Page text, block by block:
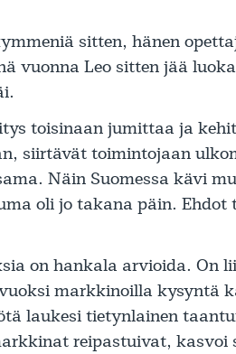
sitten, hänen
vuonna Leo sitten jää
toisinaan jumittaa ja
siirtävät toimintojaan
Näin Suomessa kävi
oli jo takana päin. Ehdot
on hankala arvioida. On
markkinoilla kysyntä
laukesi tietynlainen
reipastuivat, kasvoi